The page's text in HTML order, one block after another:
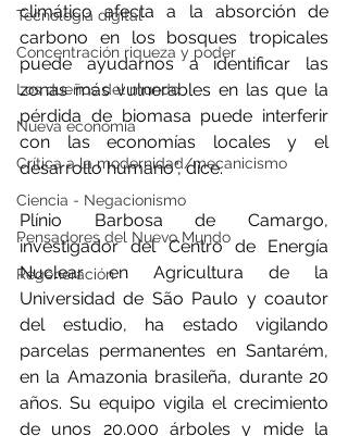
Tecnología digital
Concentración riqueza y poder
Los dueños del mundo
Nueva economía
Crítica a la modernidad/mecanicismo
Ciencia - Negacionismo
Pensadores del Nuevo Mundo
Regeneración
climático afecta a la absorción de
carbono en los bosques tropicales
puede ayudarnos a identificar las
zonas más vulnerables en las que la
pérdida de biomasa puede interferir
con las economías locales y el
desarrollo humano", dice.
Plínio Barbosa de Camargo,
investigador del Centro de Energía
Nuclear en Agricultura de la
Universidad de São Paulo y coautor
del estudio, ha estado vigilando
parcelas permanentes en Santarém,
en la Amazonia brasileña, durante 20
años. Su equipo vigila el crecimiento
de unos 20.000 árboles y mide la